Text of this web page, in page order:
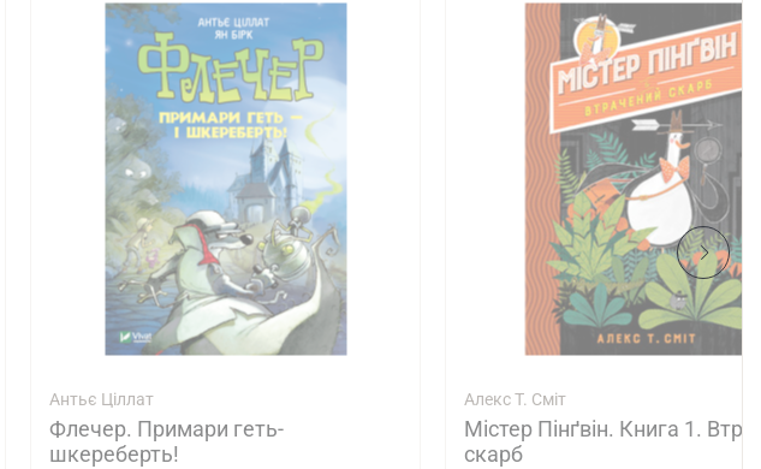
Антьє Ціллат
Флечер. Примари геть-
шкереберть!
Алекс Т. Сміт
Містер Пінґвін. Книга 1.
скарб